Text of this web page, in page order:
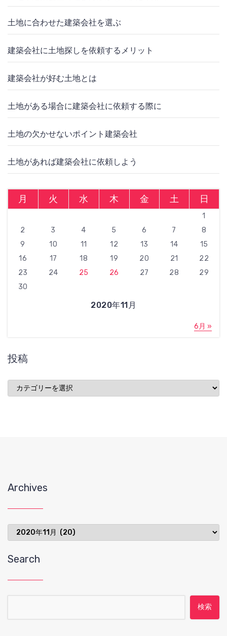
土地に合わせた建築会社を選ぶ
建築会社に土地探しを依頼するメリット
建築会社が好む土地とは
土地がある場合に建築会社に依頼する際に
土地の欠かせないポイント建築会社
土地があれば建築会社に依頼しよう
2020年11月
月 火 水 木 金 土 日
1
2
3 4 5 6 7
8
9
10 11 12 13 14
15
16
17 18 19 20 21
22
23
24 25 26 27 28
29
30
6月 »
投稿
稿
Archives
Archives
Search